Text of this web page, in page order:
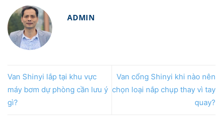
ADMIN
Van Shinyi lắp tại khu vực
máy bơm dự phòng cần lưu ý
gì?
Van cổng Shinyi khi nào nên
chọn loại nắp chụp thay vì tay
quay?